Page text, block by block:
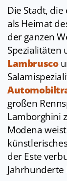
Die Stadt, die
als Heimat
der ganzen
Spezialitäten
Lambrusco
großen
Lamborghini
Modena
der Este